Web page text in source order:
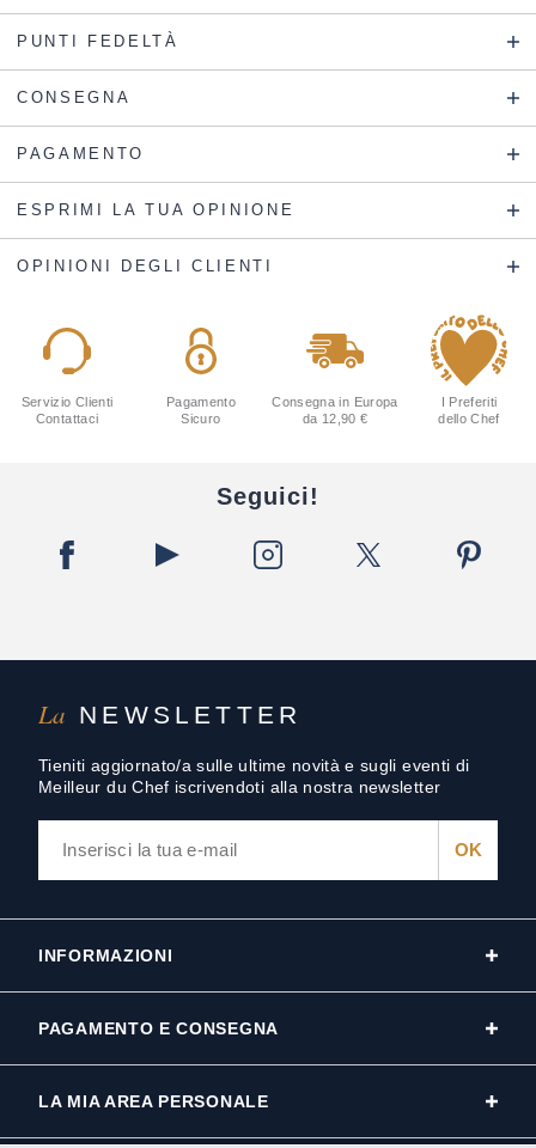
PUNTI FEDELTÀ
CONSEGNA
PAGAMENTO
ESPRIMI LA TUA OPINIONE
OPINIONI DEGLI CLIENTI
La NEWSLETTER
Tieniti aggiornato/a sulle ultime novità e sugli eventi di
Meilleur du Chef iscrivendoti alla nostra newsletter
Servizio Clienti
Contattaci
Pagamento
Sicuro
Consegna in Europa
da 12,90 €
I Preferiti
dello Chef
Seguici!
INFORMAZIONI
PAGAMENTO E CONSEGNA
LA MIA AREA PERSONALE